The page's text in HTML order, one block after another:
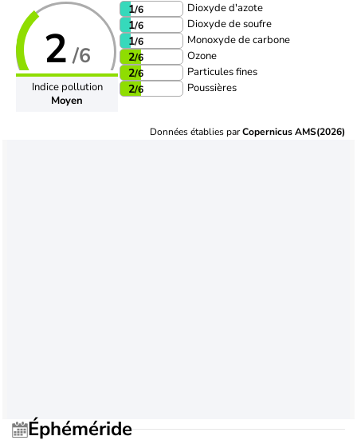
2 /6
Indice pollution
Moyen
1/6 Dioxyde d'azote
1/6 Dioxyde de soufre
1/6 Monoxyde de carbone
2/6 Ozone
2/6 Particules fines
2/6 Poussières
Données établies parCopernicus AMS(2026)
Éphéméride